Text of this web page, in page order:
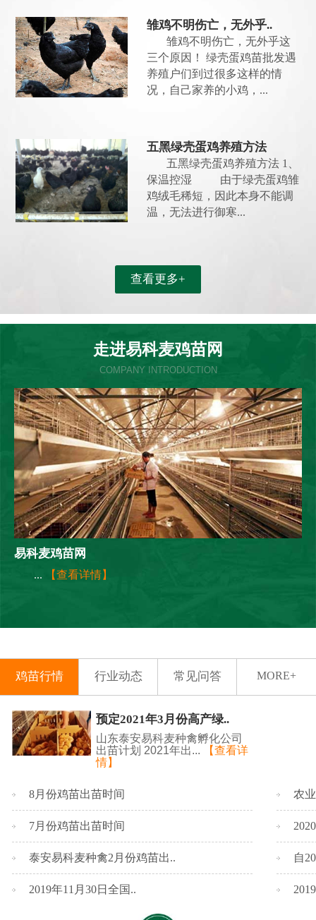
雏鸡不明伤亡，无外乎..
雏鸡不明伤亡，无外乎这
三个原因！ 绿壳蛋鸡苗批发遇
养殖户们到过很多这样的情
况，自己家养的小鸡，...
五黑绿壳蛋鸡养殖方法
五黑绿壳蛋鸡养殖方法 1、
保温控湿 由于绿壳蛋鸡雏
鸡绒毛稀短，因此本身不能调
温，无法进行御寒...
查看更多+
走进易科麦鸡苗网
COMPANY INTRODUCTION
易科麦鸡苗网
... 【查看详情】
MORE+
鸡苗行情 行业动态 常见问答
预定2021年3月份高产绿..
山东泰安易科麦种禽孵化公司
出苗计划 2021年出...
【查看详
情】
8月份鸡苗出苗时间
7月份鸡苗出苗时间
泰安易科麦种禽2月份鸡苗出..
2019年11月30日全国..
农
自